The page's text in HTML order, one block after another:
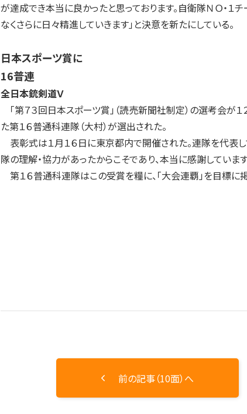
が達成でき本当に良かったと思っております。自衛隊ＮＯ・１
なくさらに日々精進していきます」と決意を新たにしている。
日本スポーツ賞に
16普連
全日本銃剣道Ｖ
「第７３回日本スポーツ賞」（読売新聞社制定）の選考会が
た第１６普通科連隊（大村）が選出された。
表彰式は１月１６日に東京都内で開催された。連隊を代表
隊の理解・協力があったからこそであり、本当に感謝しています
第１６普通科連隊はこの受賞を糧に、「大会連覇」を目標に
前の記事（10面）へ